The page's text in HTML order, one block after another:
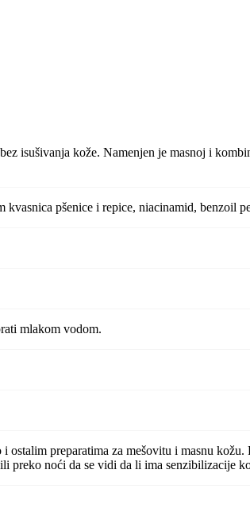
isušivanja kože. Namenjen je masnoj i
pšenice i repice, niacinamid, benzoil
mlakom vodom.
ostalim preparatima za mešovitu i masnu
noći da se vidi da li ima senzibilizacije